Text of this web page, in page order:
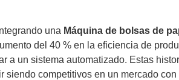
una Máquina de bolsas de
del 40 % en la eficiencia de
a un sistema automatizado. Estas
competitivos en un mercado